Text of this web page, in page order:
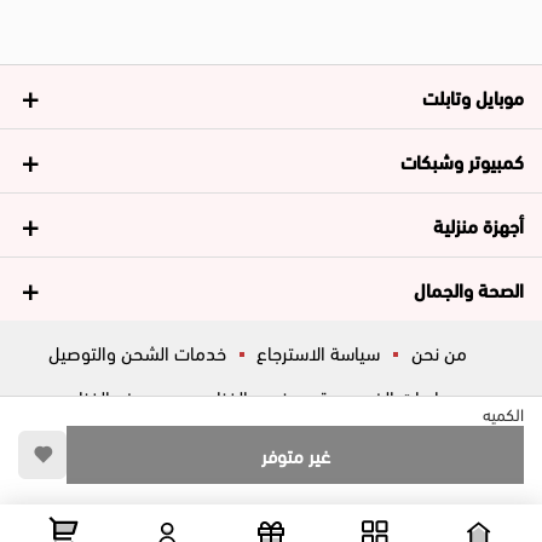
الكميه
غير متوفر
موبايل وتابلت
كمبيوتر وشبكات
أجهزة منزلية
الصحة والجمال
من نحن سياسة الاسترجاع
خدمات الشحن والتوصيل
سياسات الخصوصية
فروع الغزاوي
عروض الغزاوي